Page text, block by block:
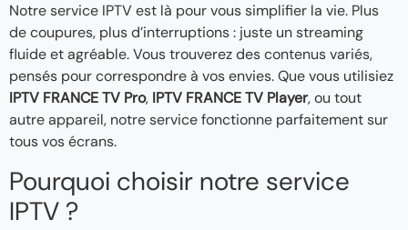
Notre service IPTV est là pour vous simplifier la vie. Plus
de coupures, plus d’interruptions : juste un streaming
fluide et agréable. Vous trouverez des contenus variés,
pensés pour correspondre à vos envies. Que vous utilisiez
IPTV FRANCE TV Pro, IPTV FRANCE TV Player, ou tout
autre appareil, notre service fonctionne parfaitement sur
tous vos écrans.
Pourquoi choisir notre service
IPTV ?